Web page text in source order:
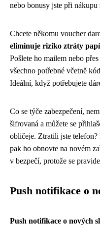
nebo bonusy jste při nákupu
Chcete někomu voucher
eliminuje riziko ztráty
Pošlete ho mailem nebo
všechno potřebné včetně
Ideální, když potřebujete
Co se týče zabezpečení,
šifrovaná a můžete se
obličeje. Ztratili jste
pak ho obnovte na novém
v bezpečí, protože se
Push notifikace o
Push notifikace o nových